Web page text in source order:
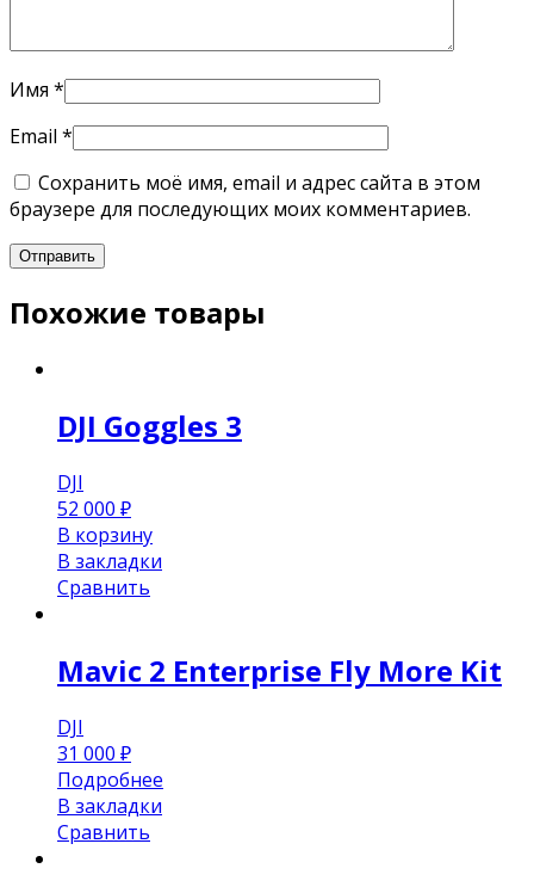
Имя *
Email *
Сохранить моё имя, email и адрес сайта в этом
браузере для последующих моих комментариев.
Похожие товары
DJI Goggles 3
DJI
52 000 ₽
В корзину
В закладки
Сравнить
Mavic 2 Enterprise Fly More Kit
DJI
31 000 ₽
Подробнее
В закладки
Сравнить